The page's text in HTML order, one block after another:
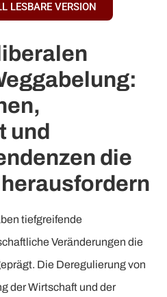
LESBARE VERSION
und
die
tiefgreifende
Veränderungen die
Die Deregulierung von
der Wirtschaft und der